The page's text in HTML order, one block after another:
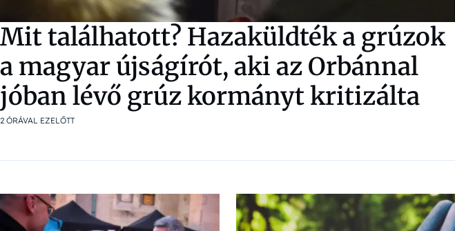
Mit találhatott? Hazaküldték a grúzok
a magyar újságírót, aki az Orbánnal
jóban lévő grúz kormányt kritizálta
2 ÓRÁVAL EZELŐTT